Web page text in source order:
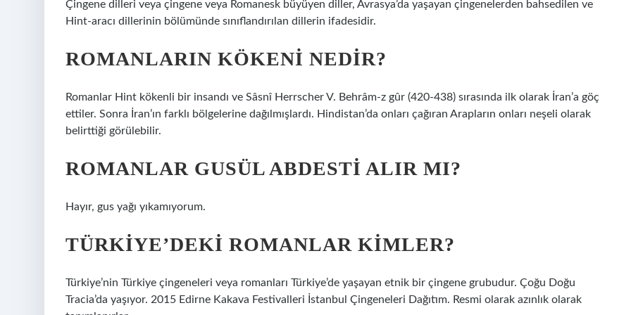
Çingene dilleri veya çingene veya Romanesk büyüyen diller, Avrasya’da yaşayan çingenelerden bahsedilen ve
Hint-aracı dillerinin bölümünde sınıflandırılan dillerin ifadesidir.
ROMANLARIN KÖKENI NEDIR?
Romanlar Hint kökenli bir insandı ve Sâsnî Herrscher V. Behrâm-z gûr (420-438) sırasında ilk olarak İran’a göç
ettiler. Sonra İran’ın farklı bölgelerine dağılmışlardı. Hindistan’da onları çağıran Arapların onları neşeli olarak
belirttiği görülebilir.
ROMANLAR GUSÜL ABDESTI ALIR MI?
Hayır, gus yağı yıkamıyorum.
TÜRKIYE’DEKI ROMANLAR KIMLER?
Türkiye’nin Türkiye çingeneleri veya romanları Türkiye’de yaşayan etnik bir çingene grubudur. Çoğu Doğu
Tracia’da yaşıyor. 2015 Edirne Kakava Festivalleri İstanbul Çingeneleri Dağıtım. Resmi olarak azınlık olarak